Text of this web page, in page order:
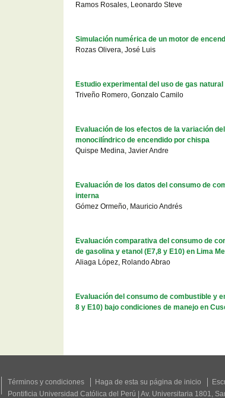
Ramos Rosales, Leonardo Steve
Simulación numérica de un motor de
Rozas Olivera, José Luis
Estudio experimental del uso de gas natural
Triveño Romero, Gonzalo Camilo
Evaluación de los efectos de la variación
monocilíndrico de encendido por chispa
Quispe Medina, Javier Andre
Evaluación de los datos del consumo de
interna
Gómez Ormeño, Mauricio Andrés
Evaluación comparativa del consumo de
de gasolina y etanol (E7,8 y E10) en Lima
Aliaga López, Rolando Abrao
Evaluación del consumo de combustible y
8 y E10) bajo condiciones de manejo en
Términos y condiciones Haga de esta su página de inicio
Pontificia Universidad Católica del Perú | Av. Universitaria 1801,